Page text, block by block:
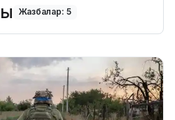
Жазбалар: 5